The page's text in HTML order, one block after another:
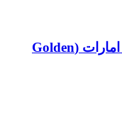
فرصت ویژه اخذ ویزای طلایی امارات (Golden